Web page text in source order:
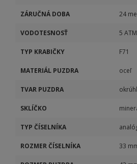
ZÁRUČNÁ DOBA 24
VODOTESNOSŤ 5 ATM
TYP KRABIČKY F71
MATERIÁL PUZDRA oceľ
TVAR PUZDRA
SKLÍČKO
TYP ČÍSELNÍKA
ROZMER ČÍSELNÍKA 33